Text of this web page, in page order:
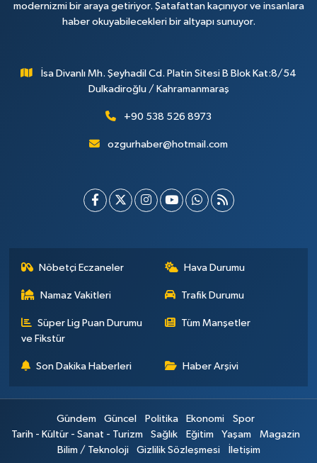
modernizmi bir araya getiriyor. Şatafattan kaçınıyor ve insanlara
haber okuyabilecekleri bir altyapı sunuyor.
İsa Divanlı Mh. Şeyhadil Cd. Platin Sitesi B Blok Kat:8/54
Dulkadiroğlu / Kahramanmaraş
+90 538 526 8973
ozgurhaber@hotmail.com
Nöbetçi Eczaneler Hava Durumu
Namaz Vakitleri Trafik Durumu
Süper Lig Puan Durumu
ve Fikstür
Tüm Manşetler
Son Dakika Haberleri Haber Arşivi
Gündem Güncel Politika Ekonomi
Spor
Tarih - Kültür - Sanat - Turizm
Sağlık Eğitim Yaşam
Magazin
Bilim / Teknoloji
Gizlilik Sözleşmesi İletişim